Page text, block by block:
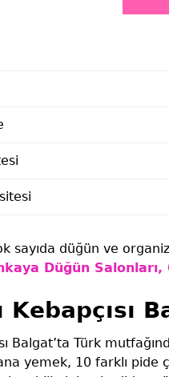
sayıda düğün ve
Düğün
Kebapçısı
Balgat’ta Türk
yemek, 10 farklı pide